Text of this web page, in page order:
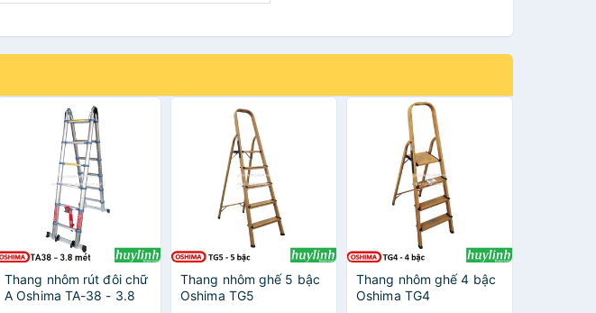
Thang nhôm rút đôi chữ
A Oshima TA-38 - 3.8
Thang nhôm ghế 5 bậc
Oshima TG5
Thang nhôm ghế 4 bậc
Oshima TG4